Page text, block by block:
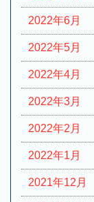
2022年6月
2022年5月
2022年4月
2022年3月
2022年2月
2022年1月
2021年12月